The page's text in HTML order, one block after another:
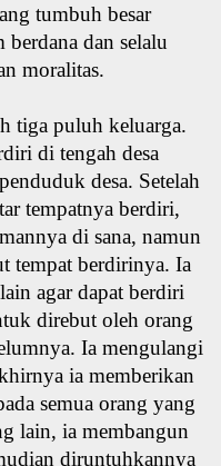
tumbuh besar
dan selalu
moralitas.
tiga puluh keluarga.
di tengah desa
desa. Setelah
tempatnya berdiri,
di sana, namun
tempat berdirinya. Ia
agar dapat berdiri
direbut oleh orang
Ia mengulangi
ia memberikan
semua orang yang
lain, ia membangun
diruntuhkannya